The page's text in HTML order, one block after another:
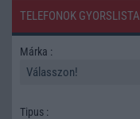
TELEFONOK GYORSLISTA
Márka :
Tipus :